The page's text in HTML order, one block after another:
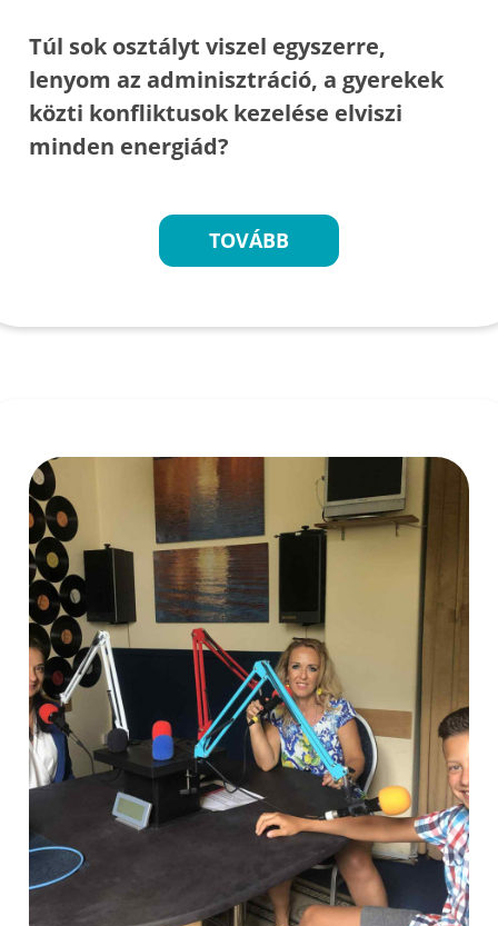
Túl sok osztályt viszel egyszerre,
lenyom az adminisztráció, a gyerekek
közti konfliktusok kezelése elviszi
minden energiád?
TOVÁBB